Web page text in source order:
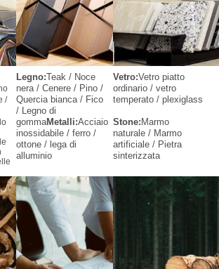
/
Legno:Teak / Noce
nera / Cenere / Pino /
Quercia bianca / Fico
/ Legno di
gommaMetalli:Acciaio
inossidabile / ferro /
ottone / lega di
alluminio
Vetro:Vetro piatto
ordinario / vetro
temperato / plexiglass
Stone: Marmo
naturale / Marmo
artificiale / Pietra
sinterizzata